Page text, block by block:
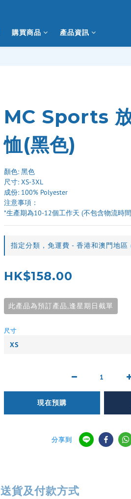
購買商品 產品資訊
MC Sports
恤(黑色)
顏色: 黑色
尺寸: XS-3XL
成份: 100% Polyester
注意事項：
*生產期為10-12個工作天 (不包含物流時
指定分類，免運費 - 香港和澳門地區
HK$158.00
此產品為預訂產品,逢星期日截單
尺寸
現在預購
分享到
送貨及付款方式